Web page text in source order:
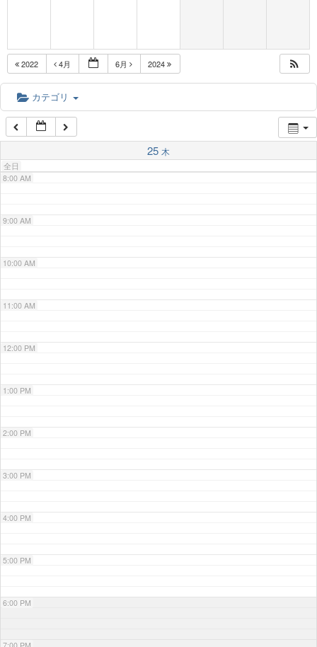
2022 4月 6月 2024
カテゴリ
25 木
全日
5:00 AM
6:00 AM
7:00 AM
8:00 AM
9:00 AM
10:00 AM
11:00 AM
12:00 PM
1:00 PM
2:00 PM
3:00 PM
4:00 PM
5:00 PM
6:00 PM